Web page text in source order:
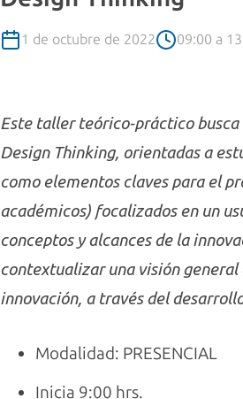
1 de octubre de 2022 09:00 a
Este taller teórico-práctico
Design Thinking, orientadas a
como elementos claves para el
académicos) focalizados en un
conceptos y alcances de la
contextualizar una visión
innovación, a través del
Modalidad: PRESENCIAL
Inicia 9:00 hrs.